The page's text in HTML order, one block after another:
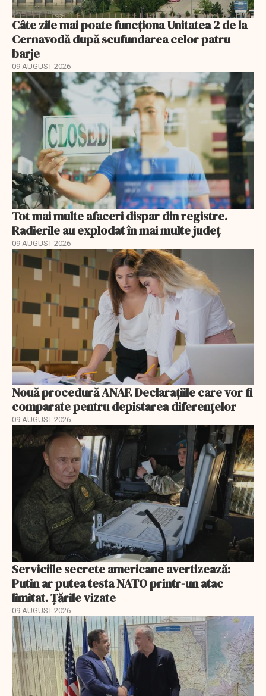
Câte zile mai poate funcționa Unitatea 2 de la
Cernavodă după scufundarea celor patru
barje
09 AUGUST 2026
Tot mai multe afaceri dispar din registre.
Radierile au explodat în mai multe județ
09 AUGUST 2026
Nouă procedură ANAF. Declarațiile care vor fi
comparate pentru depistarea diferențelor
09 AUGUST 2026
Serviciile secrete americane avertizează:
Putin ar putea testa NATO printr-un atac
limitat. Țările vizate
09 AUGUST 2026